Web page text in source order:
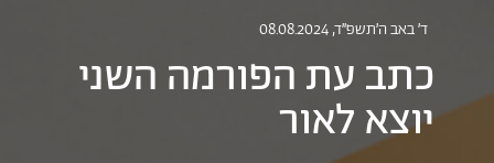
ד׳ באב ה׳תשפ״ד, 08.08.2024
כתב עת הפורמה השני
יוצא לאור